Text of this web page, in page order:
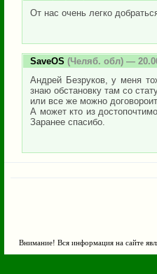
От нас очень легко
SaveOS (Челяб. обл) —
Андрей Безруков, у меня
знаю обстановку там со
или все же можно
А может кто из
Заранее спасибо.
Внимание! Вся информация на сайте